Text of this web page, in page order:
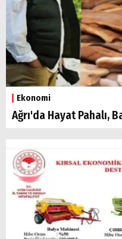
Ekonomi
Ağrı'da Hayat Pahalı,